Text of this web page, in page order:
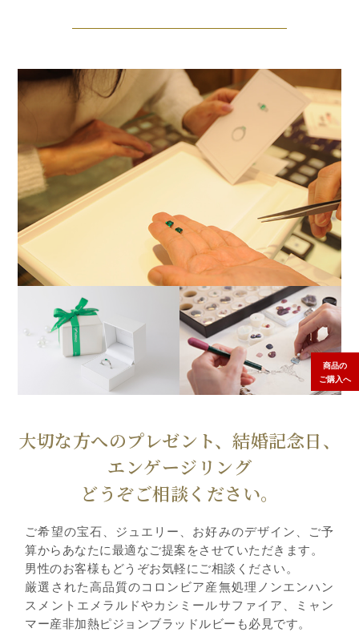
大切な方へのプレゼント、結婚記念日、
エンゲージリング
どうぞご相談ください。
ご希望の宝石、ジュエリー、お好みのデザイン、ご予
算からあなたに最適なご提案をさせていただきます。
男性のお客様もどうぞお気軽にご相談ください。
厳選された高品質のコロンビア産無処理ノンエンハン
スメントエメラルドやカシミールサファイア、ミャン
マー産非加熱ピジョンブラッドルビーも必見です。
商品の
ご購入へ